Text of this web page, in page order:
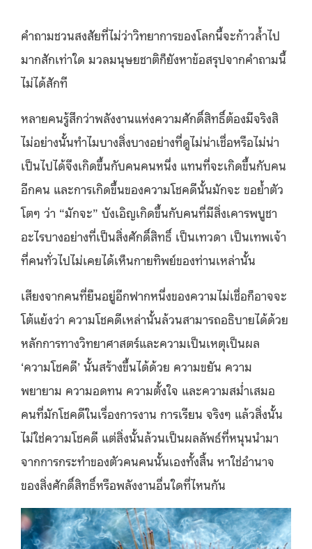
คำถามชวนสงสัยที่ไม่ว่าวิทยาการของโลกนี้จะก้าวล้ำไป
มากสักเท่าใด มวลมนุษยชาติก็ยังหาข้อสรุปจากคำถามนี้
ไม่ได้สักที
หลายคนรู้สึกว่าพลังงานแห่งความศักดิ์สิทธิ์ต้องมีจริงสิ
ไม่อย่างนั้นทำไมบางสิ่งบางอย่างที่ดูไม่น่าเชื่อหรือไม่น่า
เป็นไปได้จึงเกิดขึ้นกับคนคนหนึ่ง แทนที่จะเกิดขึ้นกับคน
อีกคน และการเกิดขึ้นของความโชคดีนั้นมักจะ ขอย้ำตัว
โตๆ ว่า “มักจะ” บังเอิญเกิดขึ้นกับคนที่มีสิ่งเคารพบูชา
อะไรบางอย่างที่เป็นสิ่งศักดิ์สิทธิ์ เป็นเทวดา เป็นเทพเจ้า
ที่คนทั่วไปไม่เคยได้เห็นกายทิพย์ของท่านเหล่านั้น
เสียงจากคนที่ยืนอยู่อีกฟากหนึ่งของความไม่เชื่อก็อาจจะ
โต้แย้งว่า ความโชคดีเหล่านั้นล้วนสามารถอธิบายได้ด้วย
หลักการทางวิทยาศาสตร์และความเป็นเหตุเป็นผล
‘ความโชคดี’ นั้นสร้างขึ้นได้ด้วย ความขยัน ความ
พยายาม ความอดทน ความตั้งใจ และความสม่ำเสมอ
คนที่มักโชคดีในเรื่องการงาน การเรียน จริงๆ แล้วสิ่งนั้น
ไม่ใช่ความโชคดี แต่สิ่งนั้นล้วนเป็นผลลัพธ์ที่หนุนนำมา
จากการกระทำของตัวคนคนนั้นเองทั้งสิ้น หาใช่อำนาจ
ของสิ่งศักดิ์สิทธิ์หรือพลังงานอื่นใดที่ไหนกัน